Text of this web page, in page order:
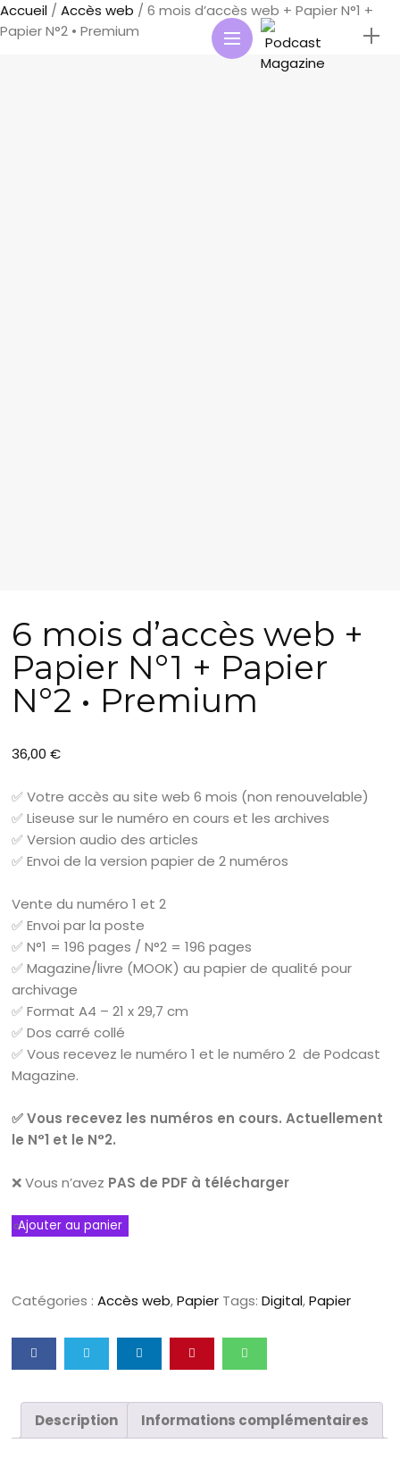
Accueil / Accès web / 6 mois d’accès web + Papier N°1 +
Papier N°2 • Premium
6 mois d’accès web +
Papier N°1 + Papier
N°2 • Premium
36,00€
✅ Votre accès au site web 6 mois (non renouvelable)
✅ Liseuse sur le numéro en cours et les archives
✅ Version audio des articles
✅ Envoi de la version papier de 2 numéros
Vente du numéro 1 et 2
✅ Envoi par la poste
✅ N°1 = 196 pages / N°2 = 196 pages
✅ Magazine/livre (MOOK) au papier de qualité pour
archivage
✅ Format A4 – 21 x 29,7 cm
✅ Dos carré collé
✅ Vous recevez le numéro 1 et le numéro 2 de Podcast
Magazine.
✅ Vous recevez les numéros en cours. Actuellement
le N°1 et le N°2.
❌ Vous n’avez PAS de PDF à télécharger
Ajouter au panier
Catégories :Accès web,Papier Tags:Digital,Papier
Description Informations complémentaires